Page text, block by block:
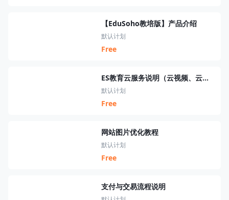
【EduSoho教培版】产品介绍
默认计划
Free
ES教育云服务说明（云视频、云短信、云资源、云搜索、云直播）
默认计划
Free
网站图片优化教程
默认计划
Free
支付与交易流程说明